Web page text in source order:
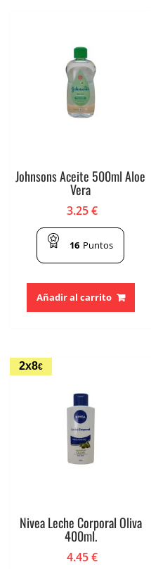
Johnsons Aceite 500ml Aloe
Vera
3.25€
16 Puntos
Añadir al carrito
2x8€
Nivea Leche Corporal Oliva
400ml.
4.45€